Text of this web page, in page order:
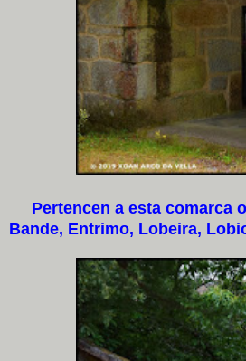
Pertencen a esta comarca
Bande, Entrimo, Lobeira,